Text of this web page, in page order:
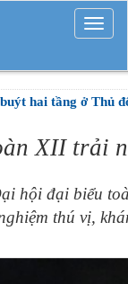
Mở
rộng
hai tầng ở Thủ
XII trải
hội đại biểu
thú vị,